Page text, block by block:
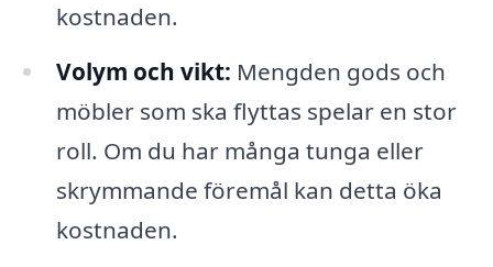
kostnaden.
Volym och vikt: Mengden gods och
möbler som ska flyttas spelar en stor
roll. Om du har många tunga eller
skrymmande föremål kan detta öka
kostnaden.